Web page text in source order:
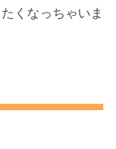
くなっちゃいま